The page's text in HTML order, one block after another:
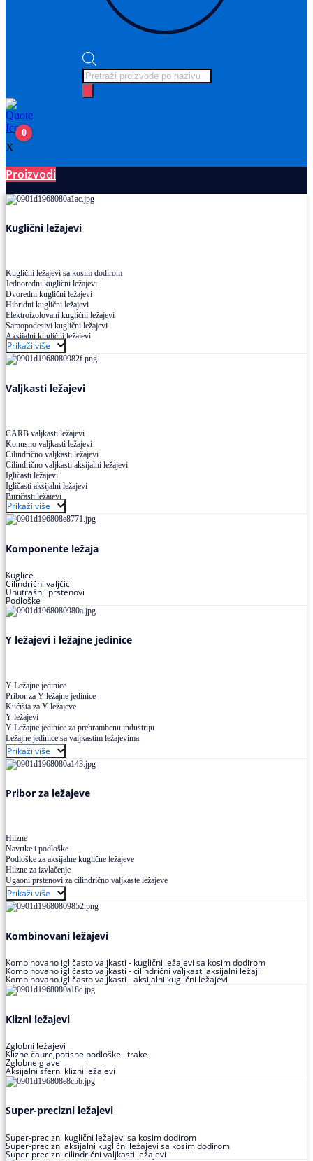
Products
search
0
X
Proizvodi
Kuglični ležajevi
Kuglični ležajevi sa kosim dodirom
Jednoredni kuglični ležajevi
Dvoredni kuglični ležajevi
Hibridni kuglični ležajevi
Elektroizolovani kuglični ležajevi
Samopodesivi kuglični ležajevi
Aksijalni kuglični ležajevi
Kuglični ležajevi od nerđajućeg čelika
Prikaži više
Valjkasti ležajevi
CARB valjkasti ležajevi
Konusno valjkasti ležajevi
Cilindrično valjkasti ležajevi
Cilindrično valjkasti aksijalni ležajevi
Igličasti ležajevi
Igličasti aksijalni ležajevi
Buričasti ležajevi
Buričasti zaptiveni ležajevi
Buričasti aksijalni ležajevi
Prikaži više
Komponente ležaja
Kuglice
Cilindrični valjčići
Unutrašnji prstenovi
Podloške
Y ležajevi i ležajne jedinice
Y Ležajne jedinice
Pribor za Y ležajne jedinice
Kućišta za Y ležajeve
Y ležajevi
Y Ležajne jedinice za prehrambenu industriju
Ležajne jedinice sa valjkastim ležajevima
Prikaži više
Pribor za ležajeve
Hilzne
Navrtke i podloške
Podloške za aksijalne kuglične ležajeve
Hilzne za izvlačenje
Ugaoni prstenovi za cilindrično valjkaste ležajeve
Prikaži više
Kombinovani ležajevi
Kombinovano igličasto valjkasti - kuglični ležajevi sa kosim dodirom
Kombinovano igličasto valjkasti - cilindrični valjkasti aksijalni ležaji
Kombinovano igličasto valjkasti - aksijalni kuglični ležajevi
Klizni ležajevi
Zglobni ležajevi
Klizne čaure,potisne podloške i trake
Zglobne glave
Aksijalni sferni klizni ležajevi
Super-precizni ležajevi
Super-precizni kuglični ležajevi sa kosim dodirom
Super-precizni aksijalni kuglični ležajevi sa kosim dodirom
Super-precizni cilindrični valjkasti ležajevi